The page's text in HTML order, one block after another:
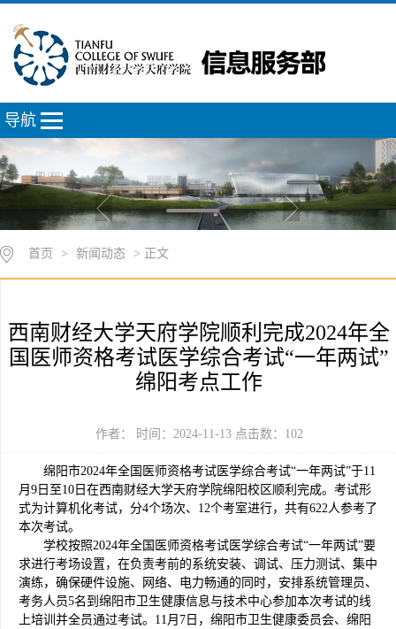
导航
首页 > 新闻动态 > 正文
西南财经大学天府学院顺利完成2024年全
国医师资格考试医学综合考试“一年两试”
绵阳考点工作
作者： 时间：2024-11-13 点击数： 102
绵阳市2024年全国医师资格考试医学综合考试“一年两试”于11
月9日至10日在西南财经大学天府学院绵阳校区顺利完成。考试形
式为计算机化考试，分4个场次、12个考室进行，共有622人参考了
本次考试。
学校按照2024年全国医师资格考试医学综合考试“一年两试”要
求进行考场设置，在负责考前的系统安装、调试、压力测试、集中
演练，确保硬件设施、网络、电力畅通的同时，安排系统管理员、
考务人员5名到绵阳市卫生健康信息与技术中心参加本次考试的线
上培训并全员通过考试。11月7日，绵阳市卫生健康委员会、绵阳